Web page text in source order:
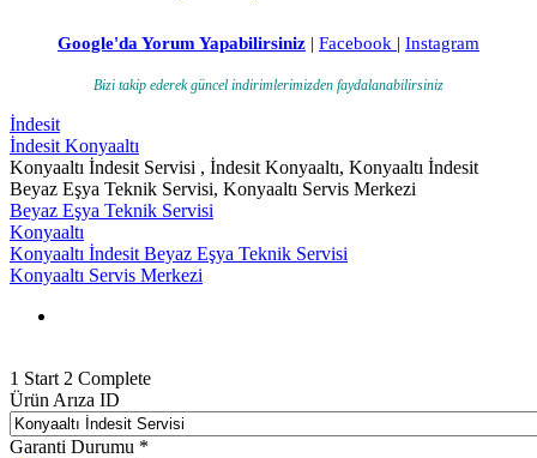
Google'da Yorum Yapabilirsiniz | Facebook | Instagram
Bizi takip ederek güncel indirimlerimizden faydalanabilirsiniz
İndesit
İndesit Konyaaltı
Konyaaltı İndesit Servisi , İndesit Konyaaltı, Konyaaltı İndesit
Beyaz Eşya Teknik Servisi, Konyaaltı Servis Merkezi
Beyaz Eşya Teknik Servisi
Konyaaltı
Konyaaltı İndesit Beyaz Eşya Teknik Servisi
Konyaaltı Servis Merkezi
1 Start 2 Complete
Ürün Arıza ID
Garanti Durumu *